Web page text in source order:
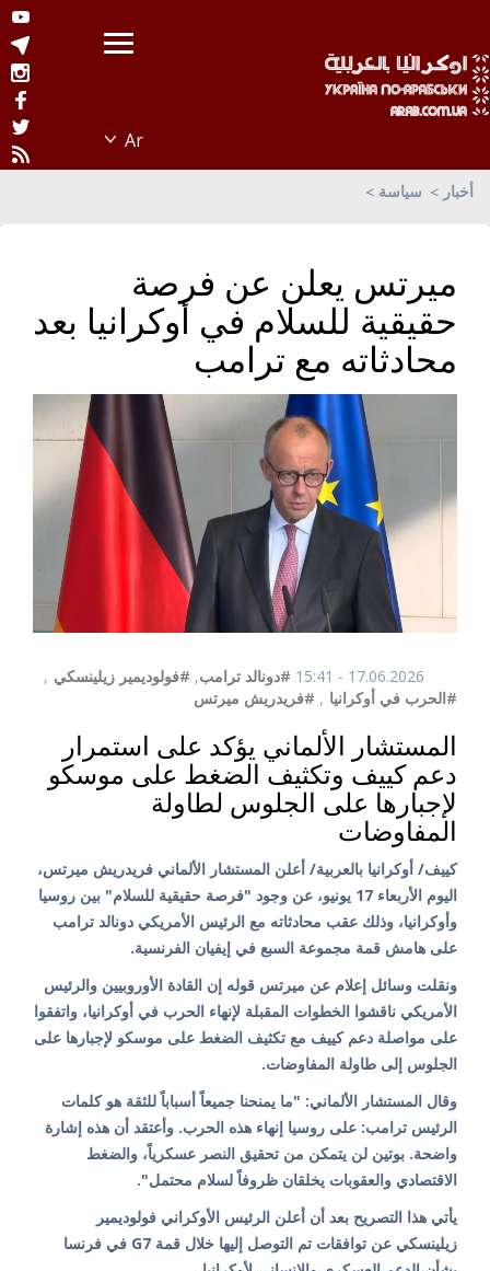
أخبار سياسة
ميرتس يعلن عن فرصة
حقيقية للسلام في أوكرانيا بعد
محادثاته مع ترامب
17.06.2026 - 15:41 #دونالد ترامب, #فولوديمير زيلينسكي ,
#الحرب في أوكرانيا , #فريدريش ميرتس
المستشار الألماني يؤكد على استمرار
دعم كييف وتكثيف الضغط على موسكو
لإجبارها على الجلوس لطاولة
المفاوضات
كييف/ أوكرانيا بالعربية/ أعلن المستشار الألماني فريدريش ميرتس،
اليوم الأربعاء 17 يونيو، عن وجود "فرصة حقيقية للسلام" بين روسيا
وأوكرانيا، وذلك عقب محادثاته مع الرئيس الأمريكي دونالد ترامب
على هامش قمة مجموعة السبع في إيفيان الفرنسية.
ونقلت وسائل إعلام عن ميرتس قوله إن القادة الأوروبيين والرئيس
الأمريكي ناقشوا الخطوات المقبلة لإنهاء الحرب في أوكرانيا، واتفقوا
على مواصلة دعم كييف مع تكثيف الضغط على موسكو لإجبارها على
الجلوس إلى طاولة المفاوضات.
وقال المستشار الألماني: "ما يمنحنا جميعاً أسباباً للثقة هو كلمات
الرئيس ترامب: على روسيا إنهاء هذه الحرب. وأعتقد أن هذه إشارة
واضحة. بوتين لن يتمكن من تحقيق النصر عسكرياً، والضغط
الاقتصادي والعقوبات يخلقان ظروفاً لسلام محتمل".
يأتي هذا التصريح بعد أن أعلن الرئيس الأوكراني فولوديمير
زيلينسكي عن توافقات تم التوصل إليها خلال قمة G7 في فرنسا